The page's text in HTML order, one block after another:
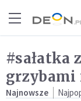
#sałatka
Najnowsze